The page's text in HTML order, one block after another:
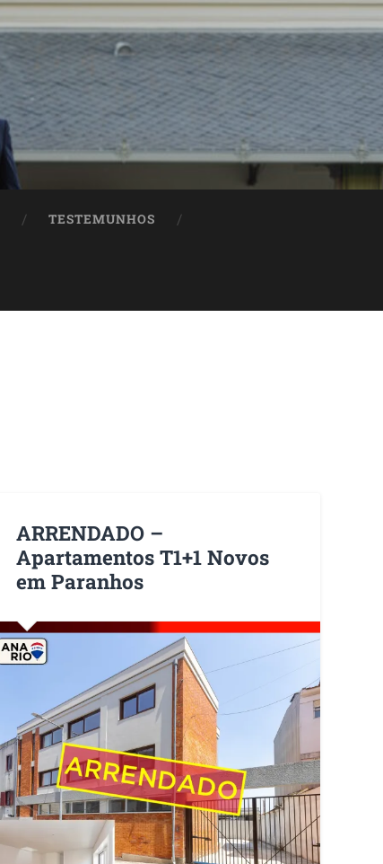
TESTEMUNHOS
ARRENDADO –
Apartamentos T1+1 Novos
em Paranhos